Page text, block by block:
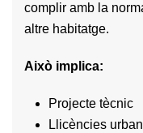
complir amb la
altre habitatge.
Això implica:
Projecte tècnic
Llicències